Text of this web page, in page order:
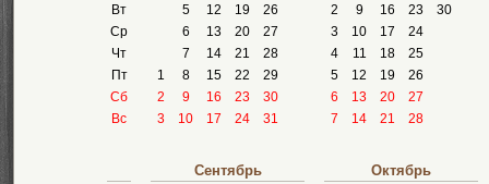
Вт
Ср
Чт
Пт
Сб
Вс
5
12 19
26
6
13 20
27
7
14 21
28
1
8 15 22
29
2
9 16 23
30
3
10 17 24 31
2
9 16 23
30
3
10 17
24
4
11 18
25
5
12 19
26
6
13 20
27
7
14 21 28
Сентябрь Октябрь